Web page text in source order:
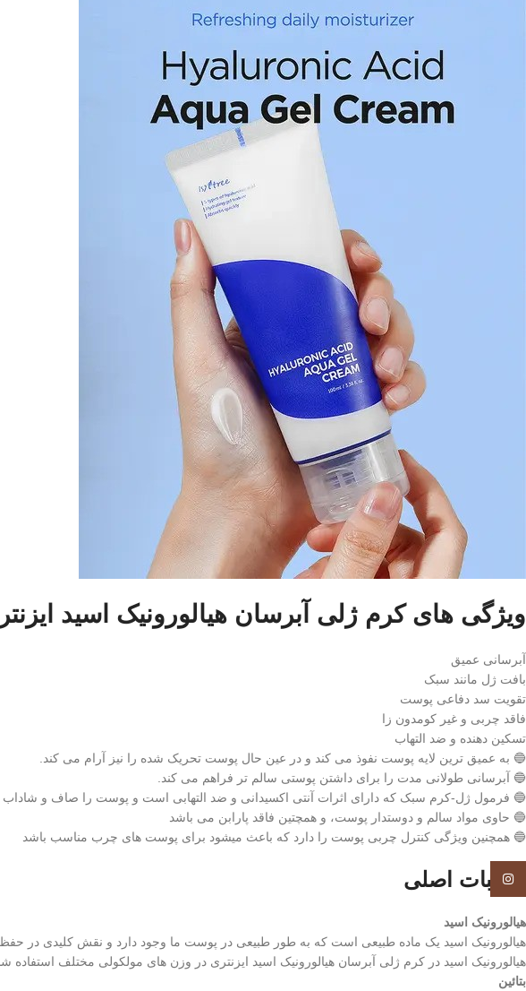
ویژگی های کرم ژلی آبرسان هیالورونیک اسید
آبرسانی عمیق
بافت ژل‌ مانند سبک
تقویت سد دفاعی پوست
فاقد چربی و غیر کومدون‌ زا
تسکین‌ دهنده و ضد التهاب
🔵 به عمیق ترین لایه پوست نفوذ می کند و در عین حال پوست تحریک شده را نیز آرام می کند.
🔵 آبرسانی طولانی مدت را برای داشتن پوستی سالم تر فراهم می کند.
🔵 فرمول ژل-کرم سبک که دارای اثرات آنتی اکسیدانی و ضد التهابی است و پوست را صاف و شاداب
🔵 حاوی مواد سالم و دوستدار پوست، و همچتین فاقد پارابن می باشد
🔵 همچنین ویژگی کنترل چربی پوست را دارد که باعث میشود برای پوست های چرب مناسب باشد
ترکیبات اصلی
هیالورونیک اسید
هیالورونیک اسید در کرم ژلی آبرسان هیالورونیک اسید ایزنتری در وزن‌ های مولکولی مختلف
بتائین
Instagram